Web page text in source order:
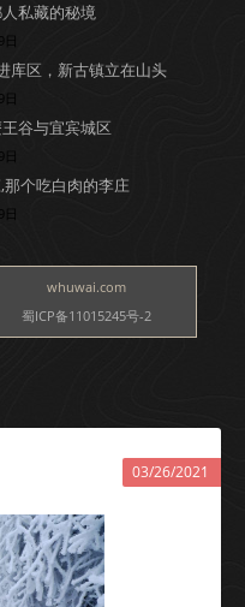
私藏的秘境
库区，新古镇立在山头
谷与宜宾城区
个吃白肉的李庄
whuwai.com
蜀ICP备11015245号-2
03/26/2021